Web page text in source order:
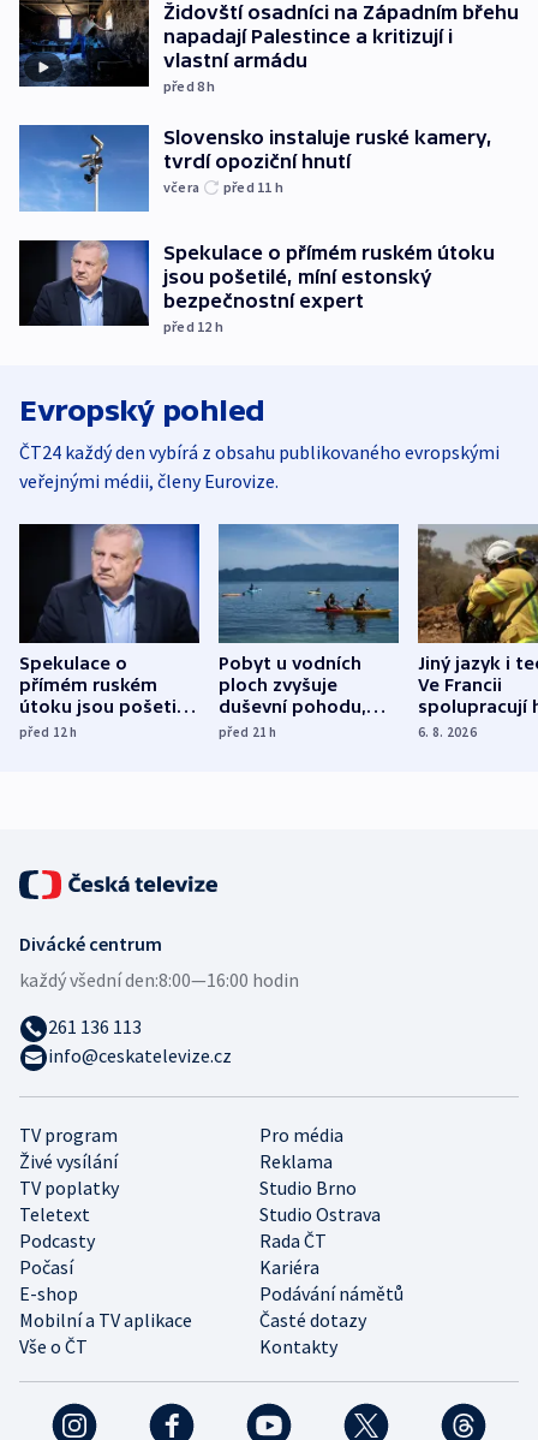
Židovští osadníci na Západním břehu
napadají Palestince a kritizují i
vlastní armádu
před 8h
Slovensko instaluje ruské kamery,
tvrdí opoziční hnutí
včera před 11 h
Spekulace o přímém ruském útoku
jsou pošetilé, míní estonský
bezpečnostní expert
před 12 h
Evropský pohled
ČT24 každý den vybírá z obsahu publikovaného evropskými
veřejnými médii, členy Eurovize.
Spekulace o
přímém ruském
útoku jsou pošetilé,
míní estonský
před 12h
Pobyt u vodních
ploch zvyšuje
duševní pohodu,
ukázala
před 21h
Jiný jazyk i
Ve Francii
spolupracují
různých zemí
6. 8. 2026
TV program
Pro média
Živé vysílání
Reklama
TV poplatky
Studio Brno
Teletext
Studio Ostrava
Podcasty
Rada ČT
Počasí
Kariéra
E-shop
Podávání námětů
Mobilní a TV aplikace
Časté dotazy
Vše o ČT
Kontakty
Divácké centrum
každý všední den:8:00—16:00 hodin
261 136 113
info@ceskatelevize.cz